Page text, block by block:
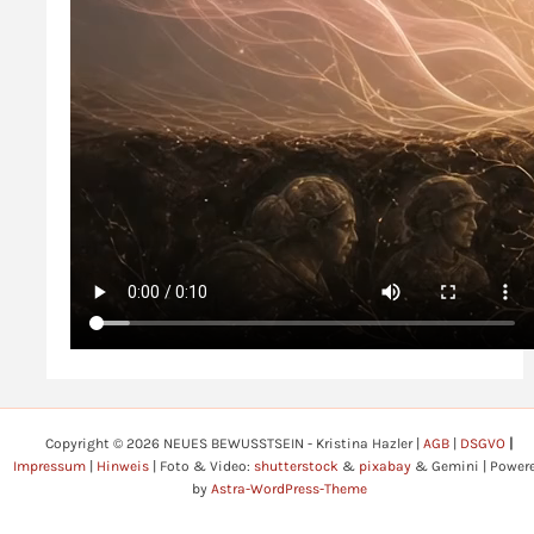
Copyright © 2026 NEUES BEWUSSTSEIN - Kristina Hazler | AGB DSGVO
Impressum
Hinweis | Foto & Video: shutterstock & pixabay & Gemini |
by Astra-WordPress-Theme